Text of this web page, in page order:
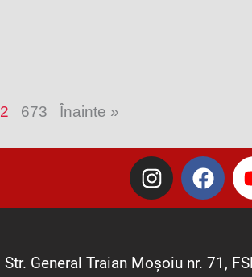
673 Înainte »
I
n
s
F
a
c
b
Str. General Traian Moșoiu nr. 71,